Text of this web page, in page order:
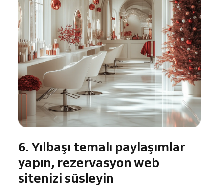
6. Yılbaşı temalı paylaşımlar
yapın, rezervasyon web
sitenizi süsleyin